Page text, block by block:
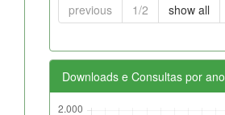
previous 1/2 show all
Downloads e Consultas por ano